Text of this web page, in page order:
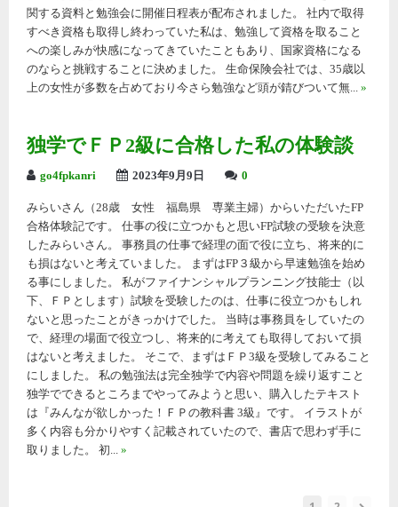
関する資料と勉強会に開催日程表が配布されました。 社内で取得
すべき資格も取得し終わっていた私は、勉強して資格を取ること
への楽しみが快感になってきていたこともあり、国家資格になる
のならと挑戦することに決めました。 生命保険会社では、35歳以
上の女性が多数を占めており今さら勉強など頭が錆びついて無... »
独学でＦＰ2級に合格した私の体験談
go4fpkanri 2023年9月9日 0
みらいさん（28歳 女性 福島県 専業主婦）からいただいたFP
合格体験記です。 仕事の役に立つかもと思いFP試験の受験を決意
したみらいさん。 事務員の仕事で経理の面で役に立ち、将来的に
も損はないと考えていました。 まずはFP３級から早速勉強を始め
る事にしました。 私がファイナンシャルプランニング技能士（以
下、ＦＰとします）試験を受験したのは、仕事に役立つかもしれ
ないと思ったことがきっかけでした。 当時は事務員をしていたの
で、経理の場面で役立つし、将来的に考えても取得しておいて損
はないと考えました。 そこで、まずはＦＰ3級を受験してみること
にしました。 私の勉強法は完全独学で内容や問題を繰り返すこと
独学でできるところまでやってみようと思い、購入したテキスト
は『みんなが欲しかった！ＦＰの教科書 3級』です。 イラストが
多く内容も分かりやすく記載されていたので、書店で思わず手に
取りました。 初... »